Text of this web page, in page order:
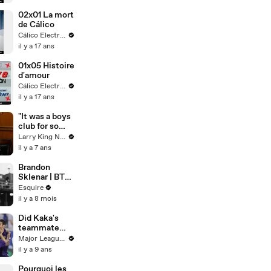
02x01 La mort
de Cálico
Cálico Electrónico Français
il y a 17 ans
01x05 Histoire
d'amour
Cálico Electrónico Français
il y a 17 ans
"It was a boys
club for so
long": Abby
Elliott on
comedy
Larry King Now on Ora.TV
il y a 7 ans
Brandon
Sklenar | BTS |
Esquire
Esquire
il y a 8 mois
Did Kaka's
teammate
also commit a
hands-to-the-
INSTANT
Major League Soccer
il y a 9 ans